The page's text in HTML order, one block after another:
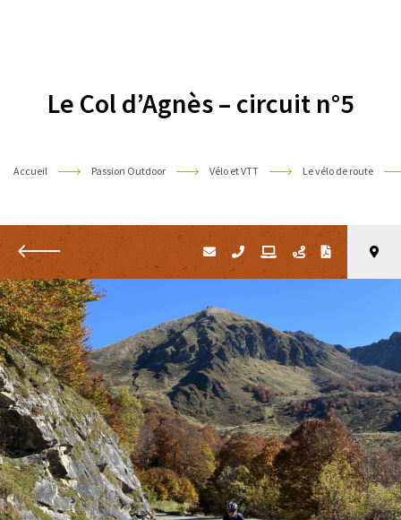
Le Col d’Agnès – circuit n°5
Accueil Passion Outdoor Vélo et VTT Le vélo de route
Retour